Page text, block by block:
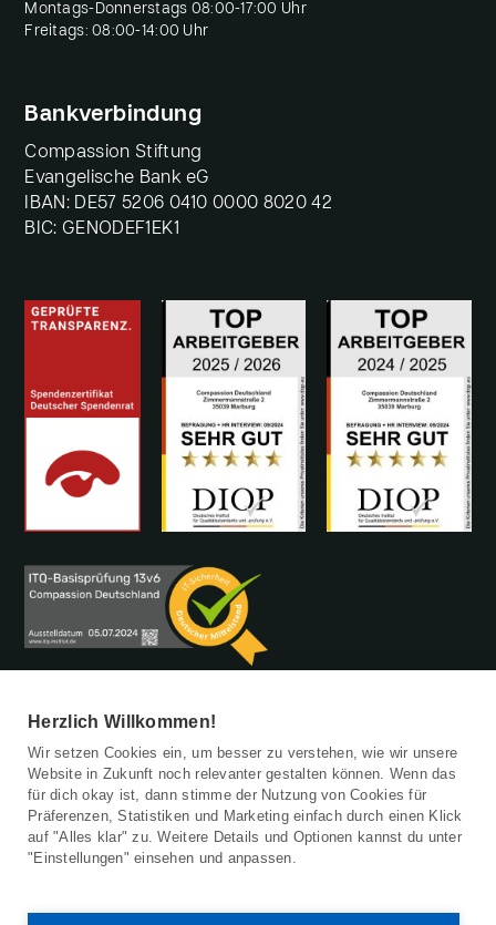
Montags-Donnerstags 08:00-17:00 Uhr
Freitags: 08:00-14:00 Uhr
Bankverbindung
Compassion Stiftung
Evangelische Bank eG
IBAN: DE57 5206 0410 0000 8020 42
BIC: GENODEF1EK1
Patenschaft beenden
Barrierefreiheitserklärung
Kinderschutz
Datenschutz
© 2026 Compassion Deutschland
Herzlich Willkommen!
Wir setzen Cookies ein, um besser zu verstehen, wie wir unsere
Website in Zukunft noch relevanter gestalten können. Wenn das
für dich okay ist, dann stimme der Nutzung von Cookies für
Präferenzen, Statistiken und Marketing einfach durch einen Klick
auf "Alles klar" zu. Weitere Details und Optionen kannst du unter
"Einstellungen" einsehen und anpassen.